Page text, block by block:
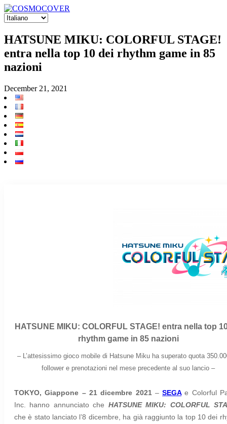
HATSUNE MIKU: COLORFUL STAGE!
entra nella top 10 dei rhythm game in 85
nazioni
December 21, 2021
HATSUNE MIKU: COLORFUL STAGE! entra nella top
rhythm game in 85 nazioni
– L’attesissimo gioco mobile di Hatsune Miku ha superato quota
follower e prenotazioni nel mese precedente al suo lancio –
TOKYO, Giappone – 21 dicembre 2021–SEGA e Colorful
Inc. hanno annunciato che HATSUNE MIKU: COLORFUL
che è stato lanciato l’8 dicembre, ha già raggiunto la top 10 dei